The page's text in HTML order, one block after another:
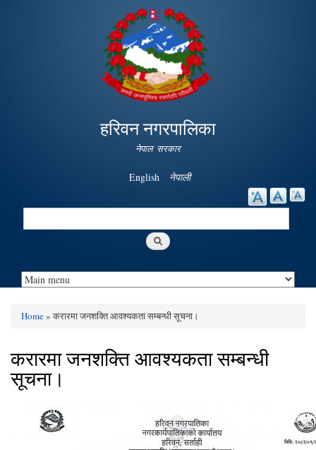
Skip to
main
content
हरिवन नगरपालिका
नेपाल सरकार
English नेपाली
Search
Home» करारमा जनशक्ति आवश्यकता सम्बन्धी सूचना।
करारमा जनशक्ति आवश्यकता सम्बन्धी
सूचना।